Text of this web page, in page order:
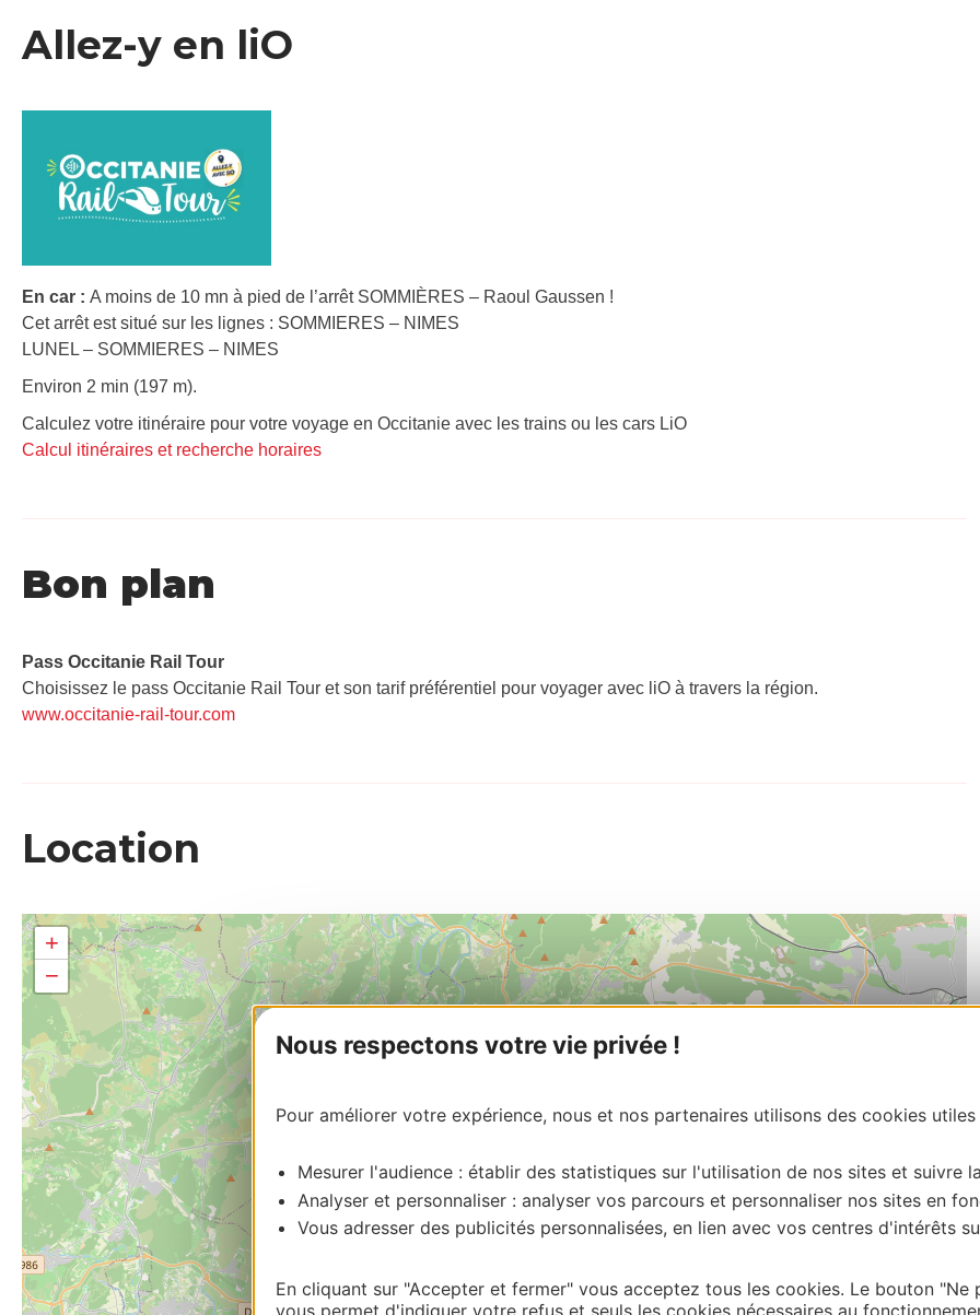
Nous respectons votre vie privée !
Pour améliorer votre expérience, nous et nos partenaires utilisons des cookies utiles
Mesurer l'audience : établir des statistiques sur l'utilisation de nos sites et suivre
Analyser et personnaliser : analyser vos parcours et personnaliser nos sites en
Vous adresser des publicités personnalisées, en lien avec vos centres d'intérêts
En cliquant sur "Accepter et fermer" vous acceptez tous les cookies. Le bouton "Ne
Allez-y en liO
En car : A moins de 10 mn à pied de l’arrêt SOMMIÈRES – Raoul Gaussen !
Cet arrêt est situé sur les lignes : SOMMIERES – NIMES
LUNEL – SOMMIERES – NIMES
Environ 2 min (197 m).
Calculez votre itinéraire pour votre voyage en Occitanie avec les trains ou les cars LiO
Calcul itinéraires et recherche horaires
Bon plan
Pass Occitanie Rail Tour​
Choisissez le pass Occitanie Rail Tour et son tarif préférentiel pour voyager avec liO à travers la région.
www.occitanie-rail-tour.com
Location
+
−